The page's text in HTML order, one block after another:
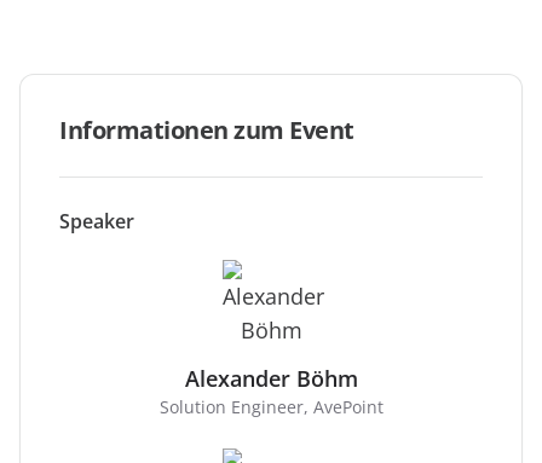
Informationen zum Event
Speaker
Alexander Böhm
Solution Engineer, AvePoint